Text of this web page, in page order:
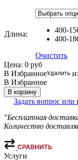
Длина:
400-
400-
Очистить
Цена: 0 руб
В Избранное
В Избранное
В корзину
Задать вопрос или
"Бесплатная
Количество
Услуги